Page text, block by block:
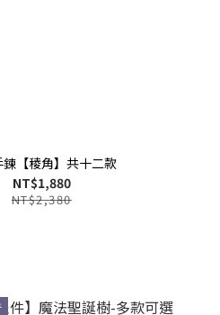
鍊【稜角】共十二款
NT$1,880
NT$2,380